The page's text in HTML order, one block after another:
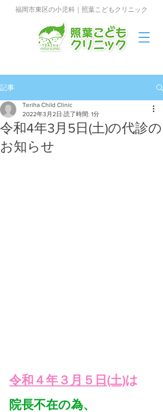
福岡市東区の小児科｜照葉こどもクリニック
記事
令和4年3月5日(土)の代診の
お知らせ
Teriha Child Clinic
2022年3月2日 読了時間: 1分
令和４年３月５日(土)は
院長不在の為、